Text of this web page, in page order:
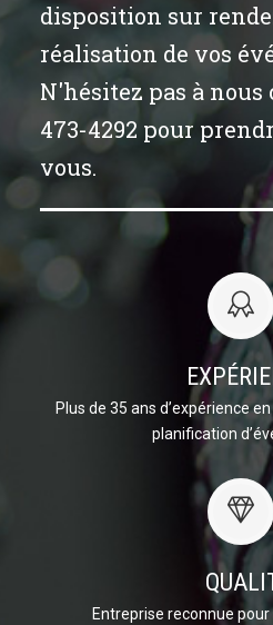
disposition sur
réalisation de vos
N'hésitez pas à nous
473-4292 pour
vous.
Plus de 35 ans d’expérience
planification
Entreprise reconnue